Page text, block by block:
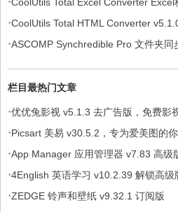
携版
·CoolUtils Total HTML Converter
·ASCOMP Synchredible Pro 文件夹同
栏目最热门文章
·优优兔影视 v5.1.3 去广告版，免费影
·Picsart 美易 v30.5.2，专为爱美图的
·App Manager 应用管理器 v7.83 高级
·4English 英语学习 v10.2.39 解锁高级
·ZEDGE 铃声和壁纸 v9.32.1 订阅版